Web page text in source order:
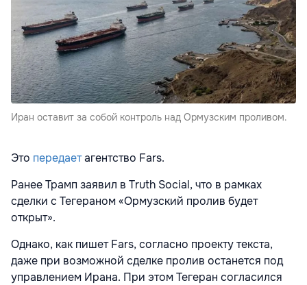
Иран оставит за собой контроль над Ормузским проливом.
Это передаетагентство Fars.
Ранее Трамп заявил в Truth Social, что в рамках
сделки с Тегераном «Ормузский пролив будет
открыт».
Однако, как пишет Fars, согласно проекту текста,
даже при возможной сделке пролив останется под
управлением Ирана. При этом Тегеран согласился